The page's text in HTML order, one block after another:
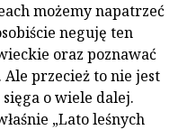
możemy napatrzeć
neguję ten
oraz poznawać
przecież to nie jest
sięga o wiele dalej.
„Lato leśnych